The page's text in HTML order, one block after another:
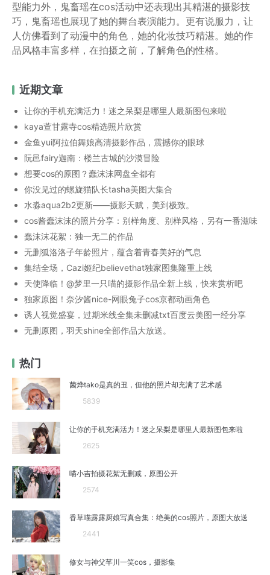
型能力外，鬼畜瑶在cos活动中还表现出其精湛的摄影技
巧，鬼畜瑶也展现了她的舞台表演能力。更有说服力，让
人仿佛看到了动漫中的角色，她的化妆技巧精湛。她的作
品风格丰富多样，在拍摄之前，了解角色的性格。
近期文章
让你的手机充满活力！迷之呆梨是哪里人最新图包来啦
kaya萱甘露寺cos精选照片欣赏
金鱼yui阿拉伯舞娘高清摄影作品，震撼你的眼球
阮邑fairy迦南：楼兰古城的沙漠冒险
想要cos的原图？蠢沫沫网盘全都有
你没见过的螺旋猫队长tasha美图大集合
水淼aqua2b2更新——摄影天赋，美到极致。
cos酱蠢沫沫的照片分享：别样角度、别样风格，另有一番滋味
蠢沫沫花絮：独一无二的作品
无删狐洛洛子年龄照片，蕴含着青春美好的气息
集结全场，Cazi姬纪believethat独家图集隆重上线
天使降临！@梦里一只喵的摄影作品全新上线，快来赏析吧
独家原图！奈汐酱nice-网眼兔子cos京都动画角色
诱人视觉盛宴，过期米线全集未删减txt百度云美图一经分享
无删原图，羽天shine全部作品大放送。
热门
菌烨tako是真的丑，但他的照片却充满了艺术感
5839
让你的手机充满活力！迷之呆梨是哪里人最新图包来啦
2625
喵小吉拍摄花絮无删减，原图公开
2574
香草喵露露厨娘写真合集：绝美的cos照片，原图大放送
2441
修女与神父芊川一笑cos，摄影集